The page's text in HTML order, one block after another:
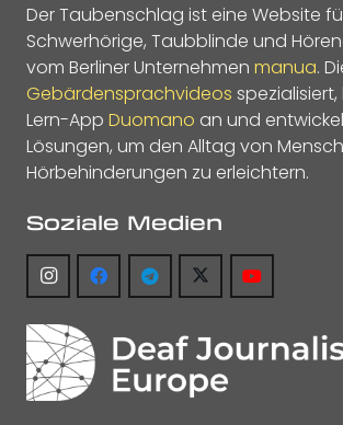
Der Taubenschlag ist eine Website
Schwerhörige, Taubblinde und
vom Berliner Unternehmen manua.
Gebärdensprachvideos
Lern-App Duomano an und
Lösungen, um den Alltag von
Hörbehinderungen zu erleichtern.
Soziale Medien